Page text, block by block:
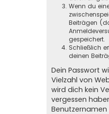
Wenn du
Beiträgen
gespeichert.
Schließlich
deinen
Dein Passwort
Vielzahl von
wird dich kein
vergessen